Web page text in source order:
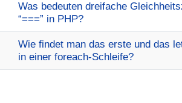
Was bedeuten dreifache
“===” in PHP?
Wie findet man das erste und das
in einer foreach-Schleife?